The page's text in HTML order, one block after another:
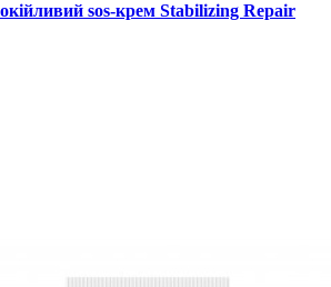
sos-крем Stabilizing Repair